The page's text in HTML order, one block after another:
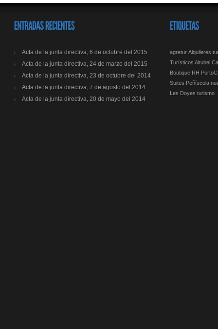
Acta de la junta directiva, 6 de octubre del 2015
Acta de la junta directiva, 24 de marzo del 2015
Acta de la junta directiva, 23 de octubre del 2014
Acta de la junta directiva, 7 de agosto del 2014
Acta de la junta directiva, 20 de mayo del 2014
agretur Alquileres
Turísticos Altubel
Boutique RH
Suites Peñíscola
Les Doyes turismo